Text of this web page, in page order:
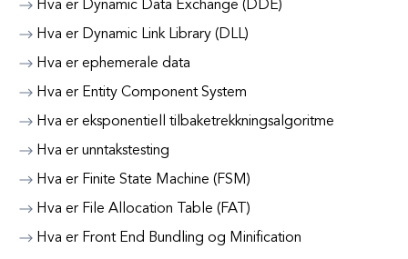
Hva er Dynamic Data Exchange (DDE)
Hva er Dynamic Link Library (DLL)
Hva er ephemerale data
Hva er Entity Component System
Hva er eksponentiell tilbaketrekkningsalgoritme
Hva er unntakstesting
Hva er Finite State Machine (FSM)
Hva er File Allocation Table (FAT)
Hva er Front End Bundling og Minification